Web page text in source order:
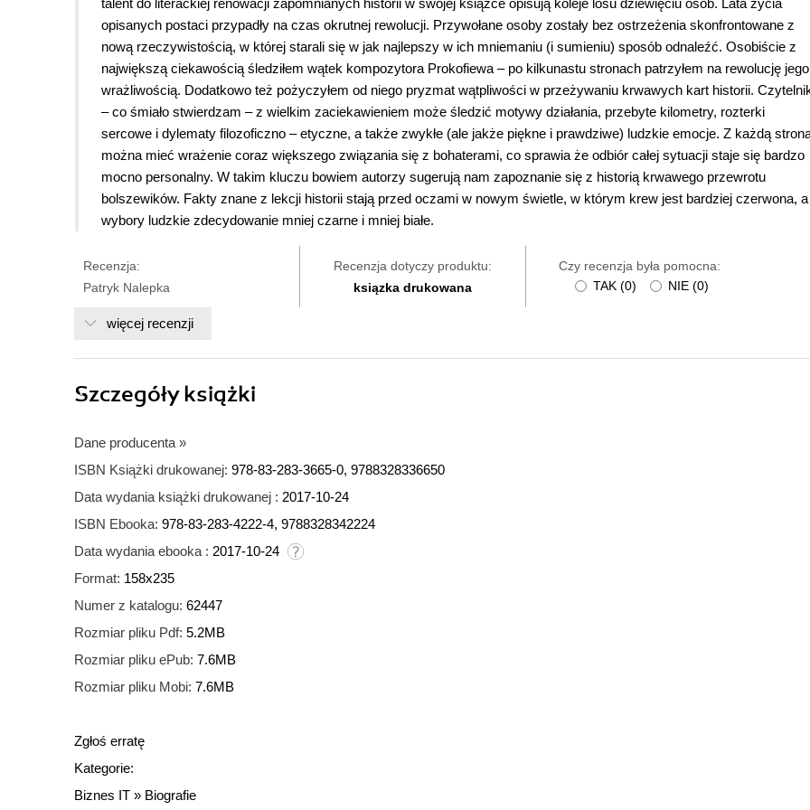
talent do literackiej renowacji zapomnianych historii w swojej książce opisują koleje losu dziewięciu osób. Lata życia
opisanych postaci przypadły na czas okrutnej rewolucji. Przywołane osoby zostały bez ostrzeżenia skonfrontowane z
nową rzeczywistością, w której starali się w jak najlepszy w ich mniemaniu (i sumieniu) sposób odnaleźć. Osobiście z
największą ciekawością śledziłem wątek kompozytora Prokofiewa – po kilkunastu stronach patrzyłem na rewolucję jego
wrażliwością. Dodatkowo też pożyczyłem od niego pryzmat wątpliwości w przeżywaniu krwawych kart historii.
– co śmiało stwierdzam – z wielkim zaciekawieniem może śledzić motywy działania, przebyte kilometry, rozterki
sercowe i dylematy filozoficzno – etyczne, a także zwykłe (ale jakże piękne i prawdziwe) ludzkie emocje. Z każdą
można mieć wrażenie coraz większego związania się z bohaterami, co sprawia że odbiór całej sytuacji staje się bardzo
mocno personalny. W takim kluczu bowiem autorzy sugerują nam zapoznanie się z historią krwawego przewrotu
bolszewików. Fakty znane z lekcji historii stają przed oczami w nowym świetle, w którym krew jest bardziej czerwona, a
wybory ludzkie zdecydowanie mniej czarne i mniej białe.
Recenzja:
Patryk Nalepka
Recenzja dotyczy produktu:
ksiązka drukowana
Czy recenzja była pomocna:
TAK (0) NIE (0)
więcej recenzji
Szczegółyksiążki
Dane producenta »
ISBN Książki drukowanej: 978-83-283-3665-0, 9788328336650
Data wydania książki drukowanej : 2017-10-24
ISBN Ebooka: 978-83-283-4222-4, 9788328342224
Data wydania ebooka : 2017-10-24
Format: 158x235
Numer z katalogu: 62447
Rozmiar pliku Pdf: 5.2MB
Rozmiar pliku ePub: 7.6MB
Rozmiar pliku Mobi: 7.6MB
Zgłoś erratę
Kategorie:
Biznes IT » Biografie